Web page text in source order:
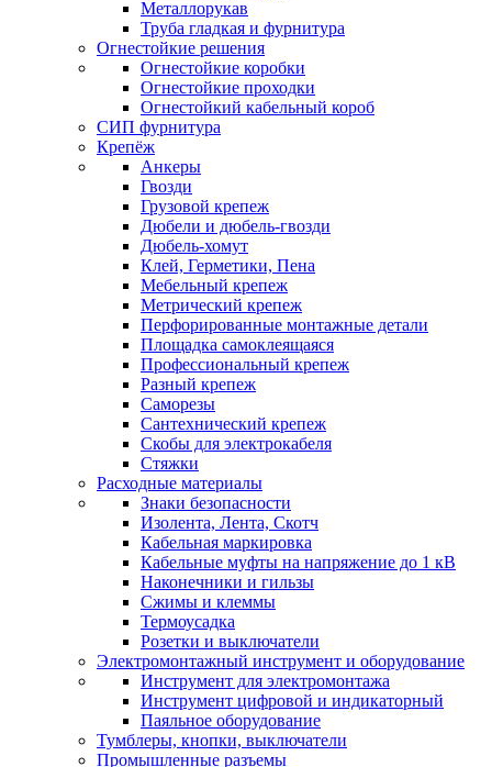
Металлорукав
Труба гладкая и фурнитура
Огнестойкие решения
Огнестойкие коробки
Огнестойкие проходки
Огнестойкий кабельный короб
СИП фурнитура
Крепёж
Анкеры
Гвозди
Грузовой крепеж
Дюбели и дюбель-гвозди
Дюбель-хомут
Клей, Герметики, Пена
Мебельный крепеж
Метрический крепеж
Перфорированные монтажные детали
Площадка самоклеящаяся
Профессиональный крепеж
Разный крепеж
Саморезы
Сантехнический крепеж
Скобы для электрокабеля
Стяжки
Расходные материалы
Знаки безопасности
Изолента, Лента, Скотч
Кабельная маркировка
Кабельные муфты на напряжение до 1 кВ
Наконечники и гильзы
Сжимы и клеммы
Термоусадка
Розетки и выключатели
Электромонтажный инструмент и оборудование
Инструмент для электромонтажа
Инструмент цифровой и индикаторный
Паяльное оборудование
Тумблеры, кнопки, выключатели
Промышленные разъемы